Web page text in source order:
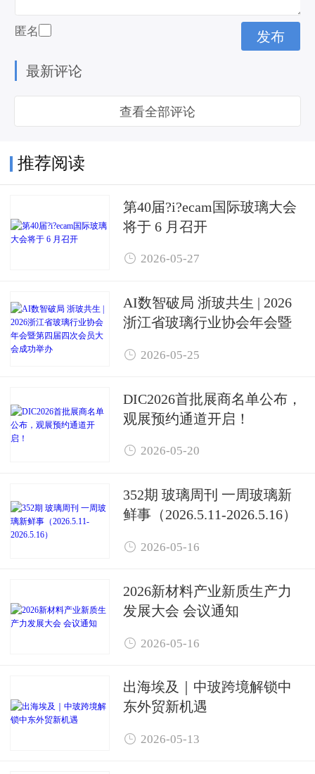
匿名
最新评论
查看全部评论
推荐阅读
第40届?i?ecam国际玻璃大会
将于 6 月召开
 2026-05-27
AI数智破局 浙玻共生 | 2026
浙江省玻璃行业协会年会暨
办
 2026-05-25
DIC2026首批展商名单公布，
观展预约通道开启！
 2026-05-20
352期 玻璃周刊 一周玻璃新
鲜事（2026.5.11-2026.5.16）
 2026-05-16
2026新材料产业新质生产力
发展大会 会议通知
 2026-05-16
出海埃及｜中玻跨境解锁中
东外贸新机遇
 2026-05-13